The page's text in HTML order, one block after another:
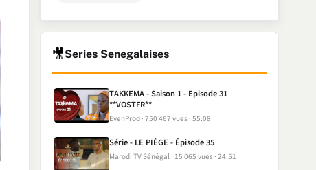
🎥Series Senegalaises
TAKKEMA - Saison 1 - Episode 31
**VOSTFR**
EvenProd 750 467 vues 55:08
Série - LE PIÈGE - Épisode 35
Marodi TV Sénégal 15 065 vues 24:51